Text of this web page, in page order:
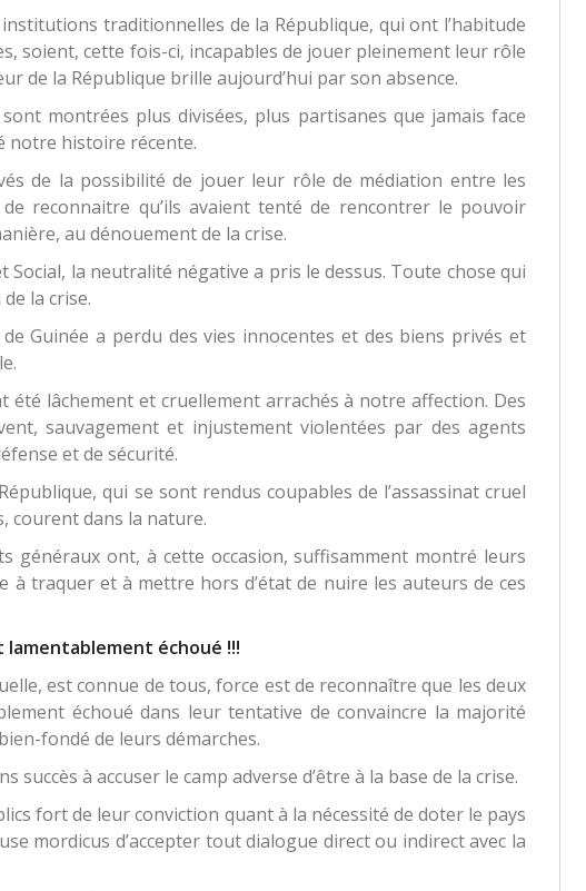
traditionnelles de la République, qui ont l’habitude
soient, cette fois-ci, incapables de jouer pleinement leur rôle
de la République brille aujourd’hui par son absence.
montrées plus divisées, plus partisanes que jamais face
notre histoire récente.
de la possibilité de jouer leur rôle de médiation entre les
reconnaitre qu’ils avaient tenté de rencontrer le pouvoir
au dénouement de la crise.
Social, la neutralité négative a pris le dessus. Toute chose qui
la crise.
Guinée a perdu des vies innocentes et des biens privés et
été lâchement et cruellement arrachés à notre affection. Des
sauvagement et injustement violentées par des agents
et de sécurité.
qui se sont rendus coupables de l’assassinat cruel
courent dans la nature.
généraux ont, à cette occasion, suffisamment montré leurs
à traquer et à mettre hors d’état de nuire les auteurs de ces
échoué !!!
est connue de tous, force est de reconnaître que les deux
échoué dans leur tentative de convaincre la majorité
fondé de leurs démarches.
succès à accuser le camp adverse d’être à la base de la crise.
fort de leur conviction quant à la nécessité de doter le pays
mordicus d’accepter tout dialogue direct ou indirect avec la